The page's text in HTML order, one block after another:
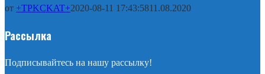
от +TPKCKAT+2020-08-11 17:43:5811.08.2020
Рассылка
Подписывайтесь на нашу рассылку!